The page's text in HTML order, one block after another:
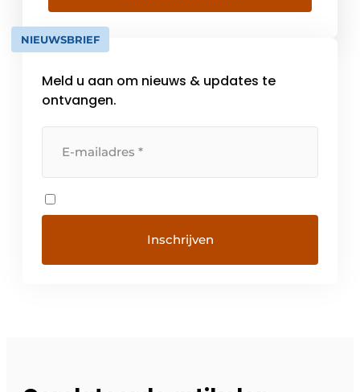
NIEUWSBRIEF
Meld u aan om nieuws & updates te
ontvangen.